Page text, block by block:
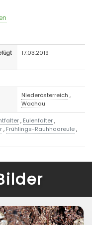
17.03.2019
Niederösterreich ,
Wachau
, Eulenfalter,
, Frühlings-Rauhhaareule,